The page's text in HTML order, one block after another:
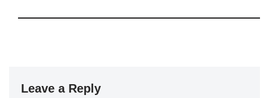
Leave a Reply